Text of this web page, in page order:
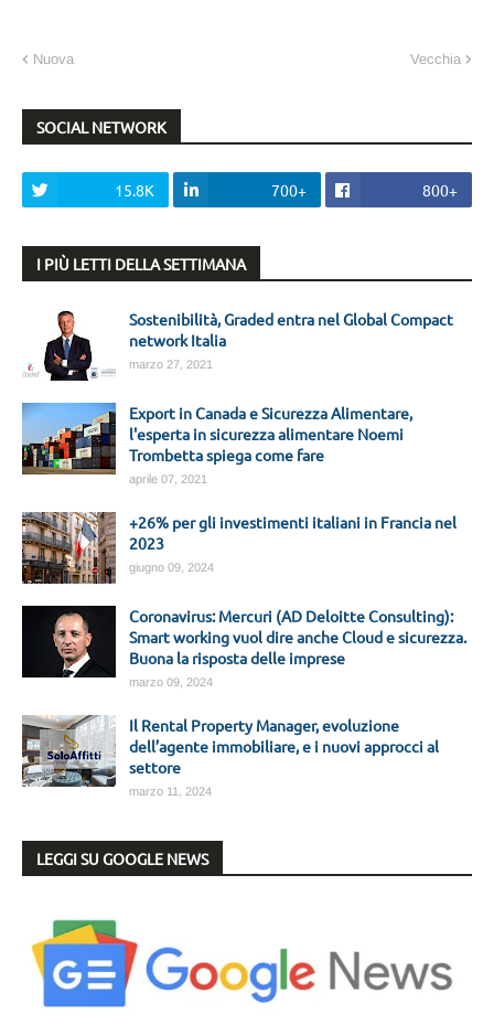
Nuova Vecchia
SOCIAL NETWORK
15.8K 700+ 800+
I PIÙ LETTI DELLA SETTIMANA
Sostenibilità, Graded entra nel Global Compact
network Italia
marzo 27, 2021
Export in Canada e Sicurezza Alimentare,
l'esperta in sicurezza alimentare Noemi
Trombetta spiega come fare
aprile 07, 2021
+26% per gli investimenti italiani in Francia nel
2023
giugno 09, 2024
Coronavirus: Mercuri (AD Deloitte Consulting):
Smart working vuol dire anche Cloud e sicurezza.
Buona la risposta delle imprese
marzo 09, 2024
Il Rental Property Manager, evoluzione
dell’agente immobiliare, e i nuovi approcci al
settore
marzo 11, 2024
LEGGI SU GOOGLE NEWS